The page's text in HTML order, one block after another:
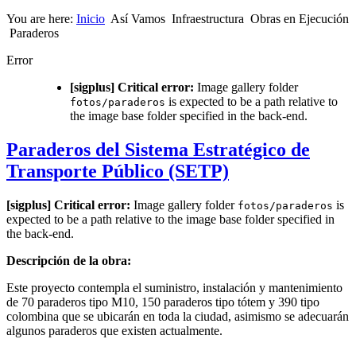
You are here: Inicio Así Vamos Infraestructura Obras en Ejecución
Paraderos
Error
[sigplus] Critical error: Image gallery folder
fotos/paraderos is expected to be a path relative to
the image base folder specified in the back-end.
Paraderos del Sistema Estratégico de
Transporte Público (SETP)
[sigplus] Critical error: Image gallery folder fotos/paraderos is
expected to be a path relative to the image base folder specified in
the back-end.
Descripción de la obra:
Este proyecto contempla el suministro, instalación y mantenimiento
de 70 paraderos tipo M10, 150 paraderos tipo tótem y 390 tipo
colombina que se ubicarán en toda la ciudad, asimismo se adecuarán
algunos paraderos que existen actualmente.